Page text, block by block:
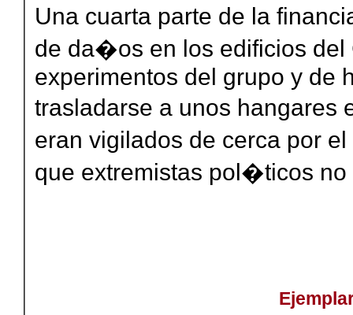
Una cuarta parte de la
de da�os en los edificios del
experimentos del grupo y de
trasladarse a unos
eran vigilados de cerca por
que extremistas pol�ticos